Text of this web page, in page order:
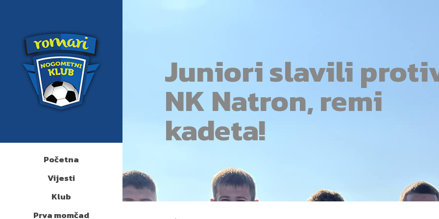
Početna
Vijesti
Klub
Prva momčad
Juniori slavili
NK Natron, remi
kadeta!